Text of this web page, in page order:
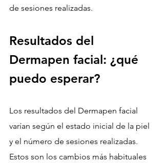
de sesiones realizadas.
Resultados del
Dermapen facial: ¿qué
puedo esperar?
Los resultados del Dermapen facial
varían según el estado inicial de la piel
y el número de sesiones realizadas.
Estos son los cambios más habituales